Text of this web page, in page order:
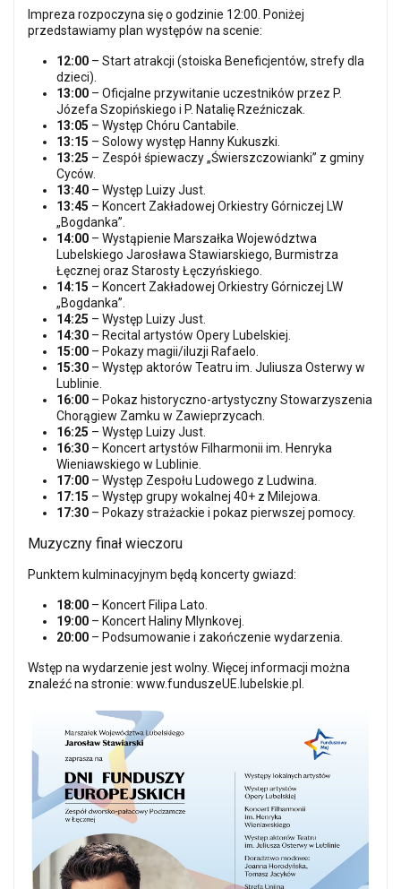
Impreza rozpoczyna się o godzinie 12:00. Poniżej
przedstawiamy plan występów na scenie:
12:00 – Start atrakcji (stoiska Beneficjentów, strefy dla
dzieci).
13:00 – Oficjalne przywitanie uczestników przez P.
Józefa Szopińskiego i P. Natalię Rzeźniczak.
13:05 – Występ Chóru Cantabile.
13:15 – Solowy występ Hanny Kukuszki.
13:25 – Zespół śpiewaczy „Świerszczowianki” z gminy
Cyców.
13:40 – Występ Luizy Just.
13:45 – Koncert Zakładowej Orkiestry Górniczej LW
„Bogdanka”.
14:00 – Wystąpienie Marszałka Województwa
Lubelskiego Jarosława Stawiarskiego, Burmistrza
Łęcznej oraz Starosty Łęczyńskiego.
14:15 – Koncert Zakładowej Orkiestry Górniczej LW
„Bogdanka”.
14:25 – Występ Luizy Just.
14:30 – Recital artystów Opery Lubelskiej.
15:00 – Pokazy magii/iluzji Rafaelo.
15:30 – Występ aktorów Teatru im. Juliusza Osterwy w
Lublinie.
16:00 – Pokaz historyczno-artystyczny Stowarzyszenia
Chorągiew Zamku w Zawieprzycach.
16:25 – Występ Luizy Just.
16:30 – Koncert artystów Filharmonii im. Henryka
Wieniawskiego w Lublinie.
17:00 – Występ Zespołu Ludowego z Ludwina.
17:15 – Występ grupy wokalnej 40+ z Milejowa.
17:30 – Pokazy strażackie i pokaz pierwszej pomocy.
Muzyczny finał wieczoru
Punktem kulminacyjnym będą koncerty gwiazd:
18:00 – Koncert Filipa Lato.
19:00 – Koncert Haliny Mlynkovej.
20:00 – Podsumowanie i zakończenie wydarzenia.
Wstęp na wydarzenie jest wolny. Więcej informacji można
znaleźć na stronie: www.funduszeUE.lubelskie.pl .